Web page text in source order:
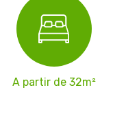
A partir de 32m²